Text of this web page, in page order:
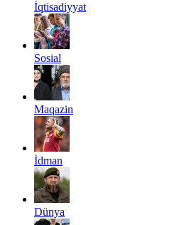
İqtisadiyyat
Sosial
Maqazin
İdman
Dünya